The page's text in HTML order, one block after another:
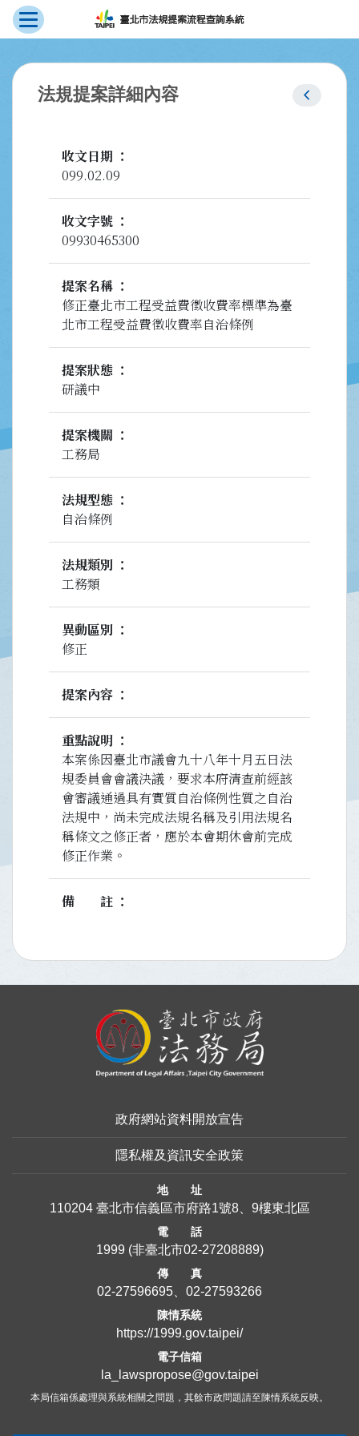
跳到主要內容
展開選單
法規提案詳細內容 chevron_left
收文日期
099.02.09
收文字號
09930465300
提案名稱
修正臺北市工程受益費徵收費率標準為臺
北市工程受益費徵收費率自治條例
提案狀態
研議中
提案機關
工務局
法規型態
自治條例
法規類別
工務類
異動區別
修正
提案內容
重點說明
本案係因臺北市議會九十八年十月五日法
規委員會會議決議，要求本府清查前經該
會審議通過具有實質自治條例性質之自治
法規中，尚未完成法規名稱及引用法規名
稱條文之修正者，應於本會期休會前完成
修正作業。
備註
政府網站資料開放宣告
隱私權及資訊安全政策
地 址
110204 臺北市信義區市府路1號8、9樓東北區
電 話
1999 (非臺北市02-27208889)
傳 真
02-27596695、02-27593266
陳情系統
https://1999.gov.taipei/
電子信箱
la_lawspropose@gov.taipei
本局信箱係處理與系統相關之問題，其餘市政問題請至陳情系統反映。